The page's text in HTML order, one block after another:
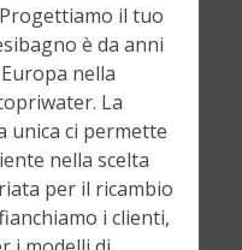
il tuo
è da anni
nella
La
unica ci permette
nella scelta
per il ricambio
i clienti,